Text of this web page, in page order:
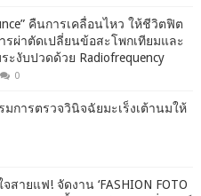
คืนการเคลื่อนไหว ให้ชีวิตฟิต
รผ่าตัดเปลี่ยนข้อสะโพกเทียมและ
ะงับปวดด้วย Radiofrequency
0
มการตรวจวินิจฉัยมะเร็งเต้านมให้
สายแฟ! จัดงาน ‘FASHION FOTO